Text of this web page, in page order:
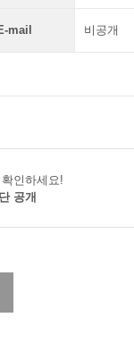
mail 비공개
인하세요!
공개